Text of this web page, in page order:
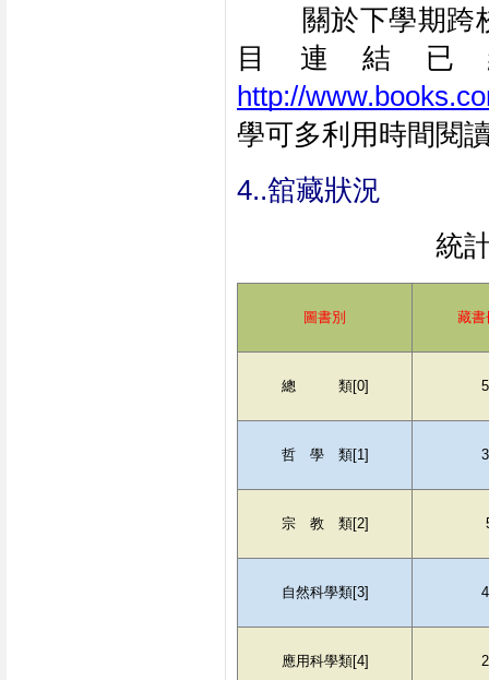
關於下學期跨校
目連結
http://
學可多利用時間閱
4..舘藏狀況
統
圖書別 藏書
總　　　類[0]
哲　學　類[1]
宗　教　類[2]
自然科學類[3]
應用科學類[4]